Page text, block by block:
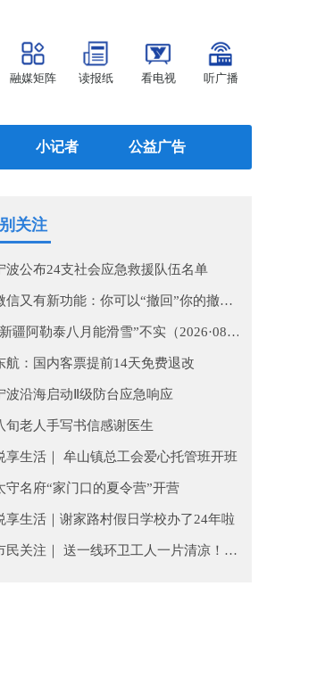
融媒矩阵 读报纸 看电视 听广播
小记者 公益广告
关注
波公布24支社会应急救援队伍名单
微信又有新功能：你可以“撤回”你的撤回了！
“新疆阿勒泰八月能滑雪”不实（2026·08·07）
航：国内客票提前14天免费退改
波沿海启动Ⅱ级防台应急响应
旬老人手写书信感谢医生
享生活｜ 牟山镇总工会爱心托管班开班
守名府“家门口的夏令营”开营
享生活｜谢家路村假日学校办了24年啦
市民关注｜ 送一线环卫工人一片清凉！错时作息避高温，防暑物资有保障